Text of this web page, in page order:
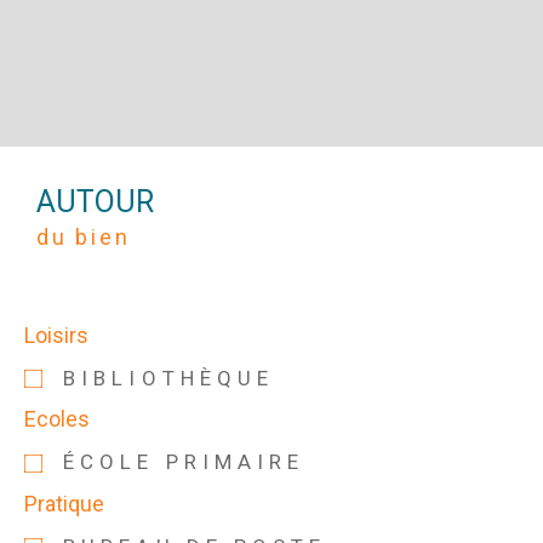
AUTOUR
du bien
Loisirs
BIBLIOTHÈQUE
Ecoles
ÉCOLE PRIMAIRE
Pratique